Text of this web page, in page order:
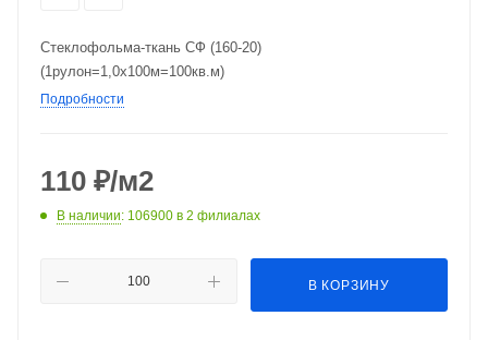
Стеклофольма-ткань СФ (160-20)
(1рулон=1,0х100м=100кв.м)
Подробности
110 ₽/м2
В наличии: 106900 в 2 филиалах
В КОРЗИНУ